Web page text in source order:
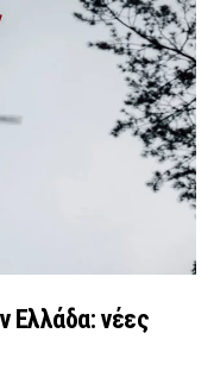
Ελλάδα: νέες